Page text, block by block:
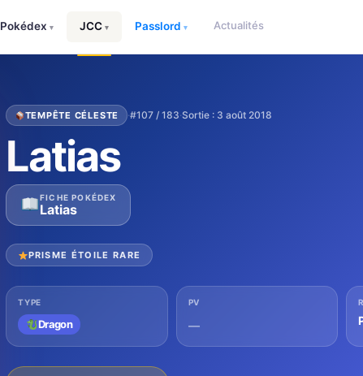
Pokédex ▾ JCC ▾ Passlord ▾ Actualités
TEMPÊTE CÉLESTE ·#107 / 183·Sortie : 3 août 2018
Latias
FICHE POKÉDEX
Latias
PRISME ÉTOILE RARE
TYPE
Dragon
PV
—